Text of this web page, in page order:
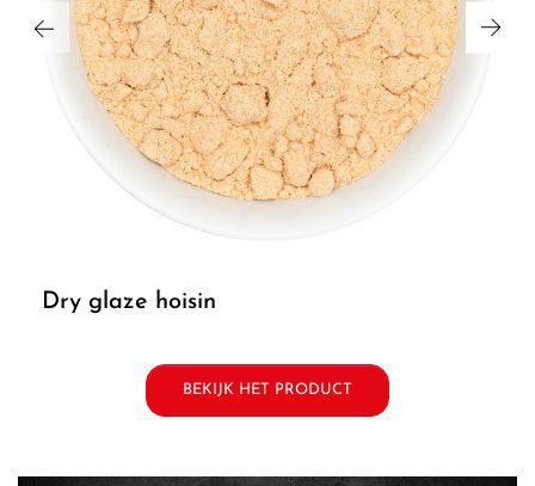
dry glaze hoisin
BEKIJK HET PRODUCT